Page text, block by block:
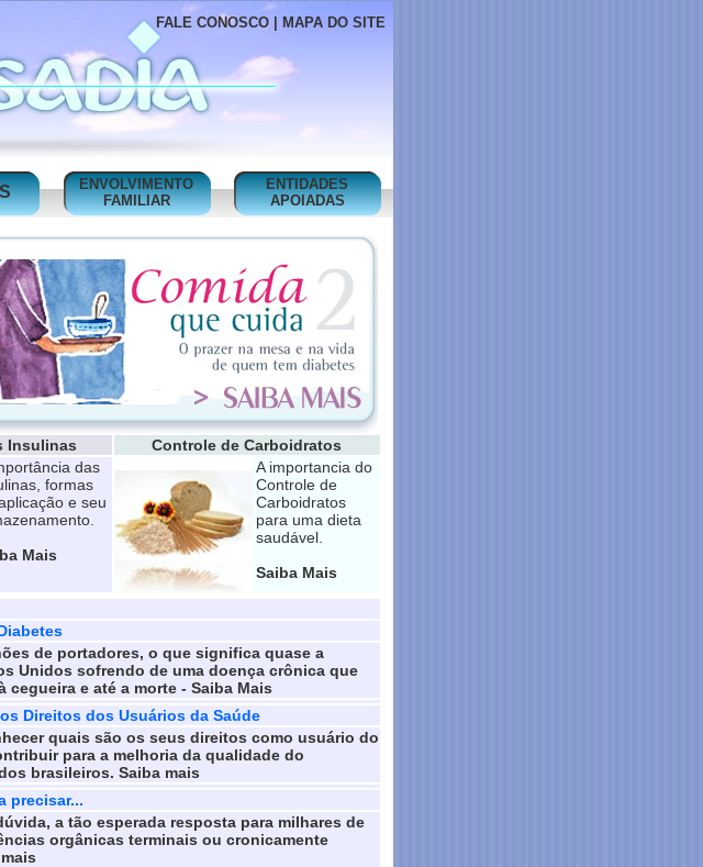
FALE CONOSCO| MAPA DO SITE
ENVOLVIMENTO
FAMILIAR
ENTIDADES
APOIADAS
Insulinas
Controle de Carboidratos
das
formas
e seu
Mais
A importancia do
Controle de
Carboidratos
para uma dieta
saudável.
Saiba Mais
de portadores, o que significa quase a
Unidos sofrendo de uma doença crônica que
cegueira e até a morte - Saiba Mais
Direitos dos Usuários da Saúde
quais são os seus direitos como usuário do
para a melhoria da qualidade do
brasileiros. Saiba mais
precisar...
a tão esperada resposta para milhares de
orgânicas terminais ou cronicamente